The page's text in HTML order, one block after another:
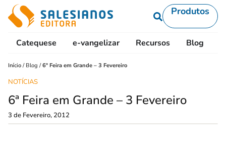
Produtos
Catequese e-vangelizar Recursos Blog
Início / Blog /6ª Feira em Grande – 3 Fevereiro
NOTÍCIAS
6ª Feira em Grande – 3 Fevereiro
3 de Fevereiro, 2012